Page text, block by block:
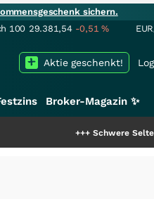
sichern.
100 29.381,54 -0,51%
Aktie geschenkt!
Broker-Magazin ✨
Schwere Seltene Erden: